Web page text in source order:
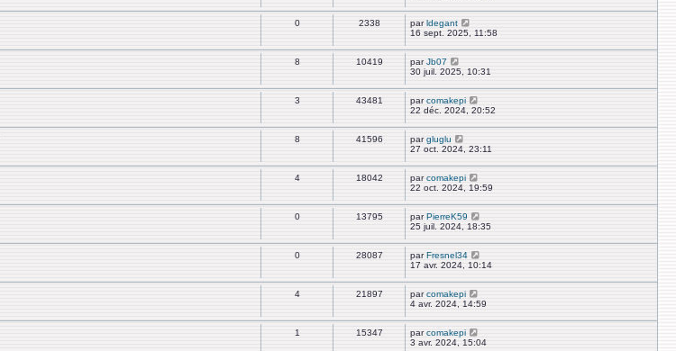
0 2338 parldegant
16 sept. 2025, 11:58
8 10419 parJb07
30 juil. 2025, 10:31
3 43481 parcomakepi
22 déc. 2024, 20:52
8 41596 pargluglu
27 oct. 2024, 23:11
4 18042 parcomakepi
22 oct. 2024, 19:59
0 13795 parPierreK59
25 juil. 2024, 18:35
0 28087 parFresnel34
17 avr. 2024, 10:14
4 21897 parcomakepi
4 avr. 2024, 14:59
1 15347 parcomakepi
3 avr. 2024, 15:04